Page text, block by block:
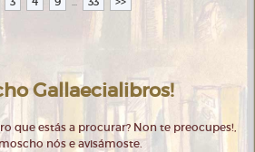
Gallaecialibros!
que estás a procurar? Non te preocupes!,
nós e avisámoste.